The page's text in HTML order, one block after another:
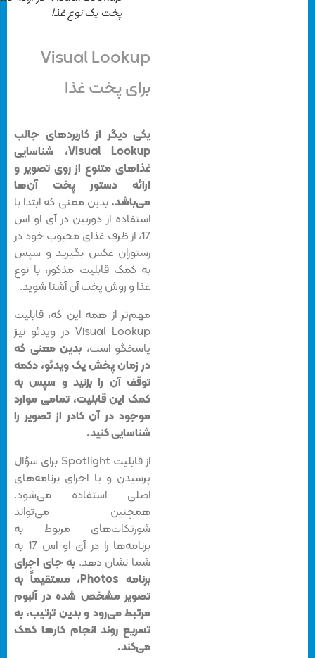
پخت یک نوع غذا
Visual Lookup
برای پخت غذا
یکی دیگر از کاربردهای جالب
Visual Lookup، شناسایی
غذاهای متنوع از روی تصویر و
ارائه دستور پخت آن‌ها
می‌باشد.بدین معنی که ابتدا با
استفاده از دوربین در آی او اس
17، از ظرف غذای محبوب خود در
رستوران عکس بگیرید و سپس
به کمک قابلیت مذکور، با نوع
غذا و روش پخت آن آشنا شوید.
مهم‌تر از همه این که، قابلیت
Visual Lookup در ویدئو نیز
پاسخگو است،بدین معنی که
در زمان پخش یک ویدئو، دکمه
توقف آن را بزنید و سپس به
کمک این قابلیت، تمامی موارد
موجود در آن کادر از تصویر را
شناسایی کنید.
از قابلیت Spotlight برای سؤال
پرسیدن و یا اجرای برنامه‌های
اصلی استفاده می‌شود.
همچنین می‌تواند
شورتکات‌های مربوط به
برنامه‌ها را در آی او اس 17 به
شما نشان دهد.به جای اجرای
برنامه Photos، مستقیماً به
تصویر مشخص شده در آلبوم
مرتبط می‌رود و بدین ترتیب، به
تسریع روند انجام کارها کمک
می‌کند.